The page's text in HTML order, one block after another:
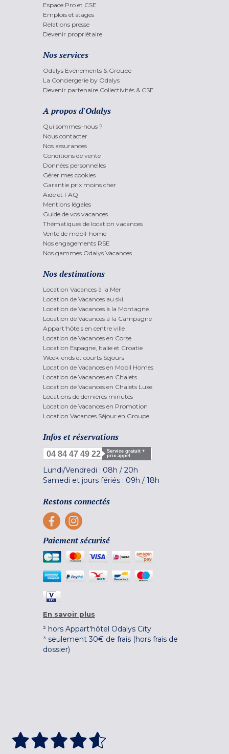
Espace Pro et CSE
Emplois et stages
Relations presse
Devenir propriétaire
Nos services
Odalys Evènements & Groupe
La Conciergerie by Odalys
Devenir partenaire Collectivités & CSE
A propos d'Odalys
Qui sommes-nous ?
Nous contacter
Nos assurances
Conditions de vente
Données personnelles
Gérer mes cookies
Garantie prix moins cher
Aide et FAQ
Mentions légales
Guide de vos vacances
Thématiques de location vacances
Vente de mobil-home
Nos engagements RSE
Nos gammes Odalys Vacances
Nos destinations
Location Vacances à la Mer
Location de Vacances au ski
Location de Vacances à la Montagne
Location de Vacances à la Campagne
Appart'hôtels en centre ville
Location de Vacances en Corse
Location Espagne, Italie et Croatie
Week-ends et courts Séjours
Location de Vacances en Mobil Homes
Location de Vacances en Chalets
Location de Vacances en Chalets Luxe
Locations de dernières minutes
Location de Vacances en Promotion
Location Vacances Séjour en Groupe
Infos et réservations
04 84 47 49 22
Service gratuit +
prix appel
Lundi/Vendredi : 08h / 20h
Samedi et jours fériés : 09h / 18h
Restons connectés
Paiement sécurisé
En savoir plus
² hors Appart'hôtel Odalys City
³ seulement 30€ de frais (hors frais de
dossier)